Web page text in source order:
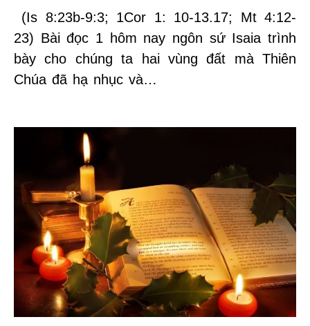
(Is 8:23b-9:3; 1Cor 1: 10-13.17; Mt 4:12-
23) Bài đọc 1 hôm nay ngôn sứ Isaia trình
bày cho chúng ta hai vùng đất mà Thiên
Chúa đã hạ nhục và…